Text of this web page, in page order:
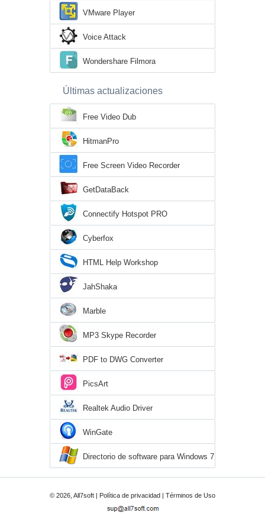
VMware Player
Voice Attack
Wondershare Filmora
Últimas actualizaciones
Free Video Dub
HitmanPro
Free Screen Video Recorder
GetDataBack
Connectify Hotspot PRO
Cyberfox
HTML Help Workshop
JahShaka
Marble
MP3 Skype Recorder
PDF to DWG Converter
PicsArt
Realtek Audio Driver
WinGate
Directorio de software para Windows 7
© 2026, All7soft | Política de privacidad | Términos de Uso